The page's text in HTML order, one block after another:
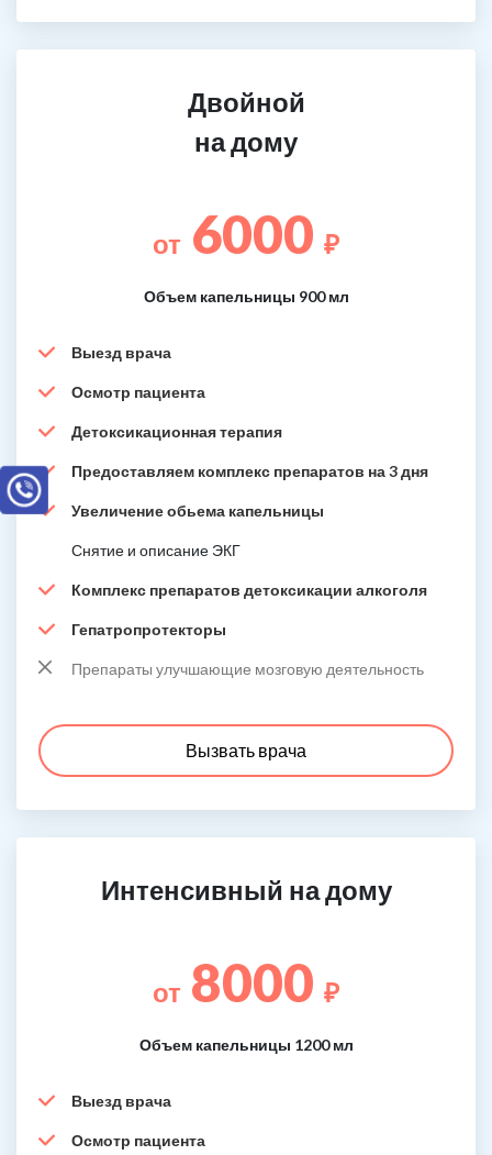
Двойной
на дому
от 6000 ₽
Объем капельницы 900 мл
Выезд врача
Осмотр пациента
Детоксикационная терапия
Предоставляем комплекс препаратов на 3 дня
Увеличение обьема капельницы
Снятие и описание ЭКГ
Комплекс препаратов детоксикации алкоголя
Гепатропротекторы
Препараты улучшающие мозговую деятельность
Вызвать врача
Интенсивный на дому
от 8000 ₽
Объем капельницы 1200 мл
Выезд врача
Осмотр пациента